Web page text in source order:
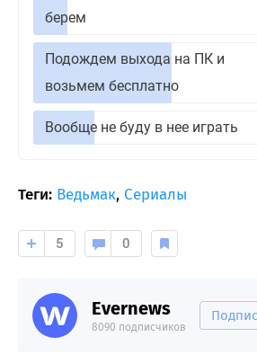
берем
Подождем выхода на ПК и
возьмем бесплатно
Вообще не буду в нее играть
Теги: Ведьмак, Сериалы
5 0
Evernews
8090 подписчиков